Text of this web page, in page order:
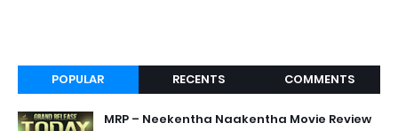
POPULAR RECENTS COMMENTS
MRP – Neekentha Naakentha Movie Review